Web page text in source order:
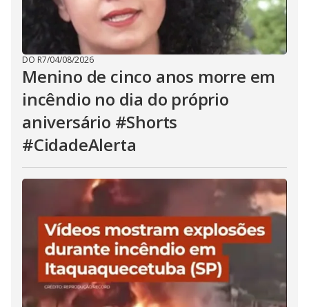
DO R7/04/08/2026
Menino de cinco anos morre em
incêndio no dia do próprio
aniversário #Shorts
#CidadeAlerta